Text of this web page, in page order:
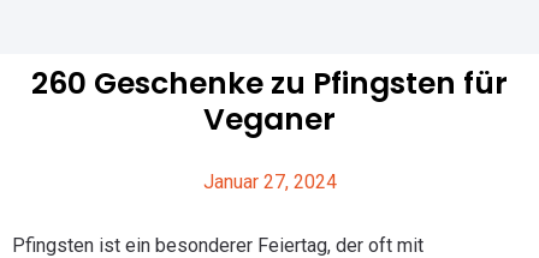
260 Geschenke zu Pfingsten für
Veganer
Januar 27, 2024
Pfingsten ist ein besonderer Feiertag, der oft mit